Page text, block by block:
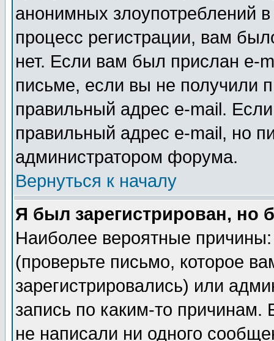
анонимных злоупотреблений
процесс регистрации, вам
нет. Если вам был прислан e-
письме, если вы не получили
правильный адрес e-mail.
правильный адрес e-mail, но
администратором форума.
Вернуться к началу
Я был зарегистрирован, но
Наиболее вероятные
(проверьте письмо, которое
зарегистрировались) или
запись по каким-то
не написали ни одного